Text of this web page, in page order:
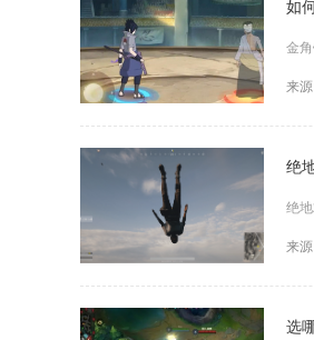
如
来
绝
来
选